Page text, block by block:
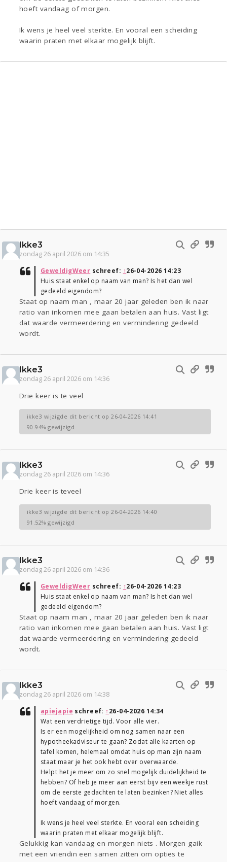
hoeft vandaag of morgen.
Ik wens je heel veel sterkte. En vooral een scheiding
waarin praten met elkaar mogelijk blijft.
Ikke3
zondag 26 april 2026 om 14:35
GeweldigWeer schreef: ↑26-04-2026 14:23
Huis staat enkel op naam van man? Is het dan wel
gedeeld eigendom?
Staat op naam man , maar 20 jaar geleden ben ik naar
ratio van inkomen mee gaan betalen aan huis. Vast ligt
dat waarde vermeerdering en vermindering gedeeld
wordt.
Ikke3
zondag 26 april 2026 om 14:36
Drie keer is te veel
ikke3 wijzigde dit bericht op 26-04-2026 14:41
90.94% gewijzigd
Ikke3
zondag 26 april 2026 om 14:36
Drie keer is teveel
ikke3 wijzigde dit bericht op 26-04-2026 14:40
91.52% gewijzigd
Ikke3
zondag 26 april 2026 om 14:36
GeweldigWeer schreef: ↑26-04-2026 14:23
Huis staat enkel op naam van man? Is het dan wel
gedeeld eigendom?
Staat op naam man , maar 20 jaar geleden ben ik naar
ratio van inkomen mee gaan betalen aan huis. Vast ligt
dat waarde vermeerdering en vermindering gedeeld
wordt.
Ikke3
zondag 26 april 2026 om 14:38
apiejapie schreef: ↑26-04-2026 14:34
Wat een verdrietige tijd. Voor alle vier.
Is er een mogelijkheid om nog samen naar een
hypotheekadviseur te gaan? Zodat alle kaarten op
tafel komen, helemaal omdat huis op man zijn naam
staat maar je het ook hebt over overwaarde.
Helpt het je meer om zo snel mogelijk duidelijkheid te
hebben? Of heb je meer aan eerst bijv een weekje rust
om de eerste gedachten te laten bezinken? Niet alles
hoeft vandaag of morgen.
Ik wens je heel veel sterkte. En vooral een scheiding
waarin praten met elkaar mogelijk blijft.
Gelukkig kan vandaag en morgen niets . Morgen gaik
met een vriendin een samen zitten om opties te